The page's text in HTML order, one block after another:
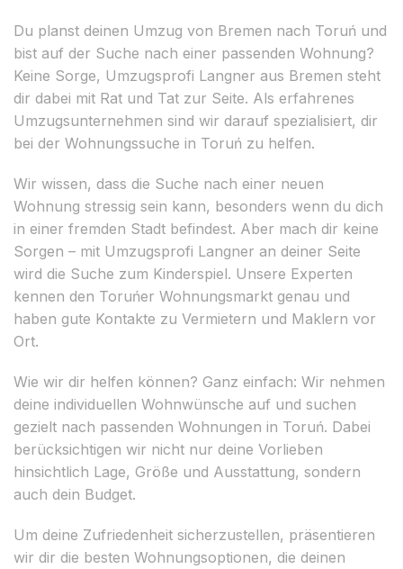
Du planst deinen Umzug von Bremen nach Toruń und
bist auf der Suche nach einer passenden Wohnung?
Keine Sorge, Umzugsprofi Langner aus Bremen steht
dir dabei mit Rat und Tat zur Seite. Als erfahrenes
Umzugsunternehmen sind wir darauf spezialisiert, dir
bei der Wohnungssuche in Toruń zu helfen.
Wir wissen, dass die Suche nach einer neuen
Wohnung stressig sein kann, besonders wenn du dich
in einer fremden Stadt befindest. Aber mach dir keine
Sorgen – mit Umzugsprofi Langner an deiner Seite
wird die Suche zum Kinderspiel. Unsere Experten
kennen den Toruńer Wohnungsmarkt genau und
haben gute Kontakte zu Vermietern und Maklern vor
Ort.
Wie wir dir helfen können? Ganz einfach: Wir nehmen
deine individuellen Wohnwünsche auf und suchen
gezielt nach passenden Wohnungen in Toruń. Dabei
berücksichtigen wir nicht nur deine Vorlieben
hinsichtlich Lage, Größe und Ausstattung, sondern
auch dein Budget.
Um deine Zufriedenheit sicherzustellen, präsentieren
wir dir die besten Wohnungsoptionen, die deinen